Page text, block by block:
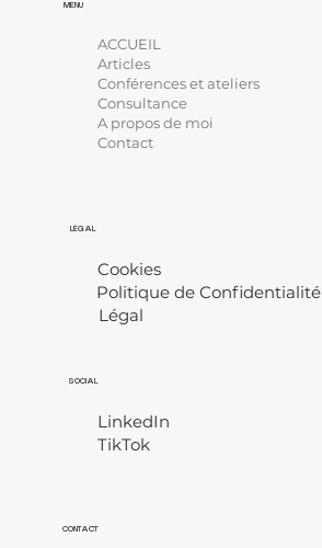
LÉGAL
Cookies
Politique de Confidentialité
Légal
SOCIAL
LinkedIn
TikTok
CONTACT
MENU
ACCUEIL
Articles
Conférences et ateliers
Consultance
A propos de moi
Contact